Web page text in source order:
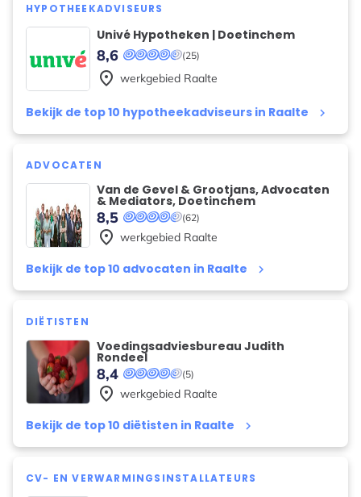
HYPOTHEEKADVISEURS
Univé Hypotheken | Doetinchem
(25)
8,6
Bekijk de top 10 hypotheekadviseurs in Raalte keyboard_arrow_right
place werkgebied Raalte
ADVOCATEN
Van de Gevel & Grootjans, Advocaten
& Mediators, Doetinchem
(62)
8,5
Bekijk de top 10 advocaten in Raalte keyboard_arrow_right
place werkgebied Raalte
DIËTISTEN
Voedingsadviesbureau Judith
Rondeel
(5)
8,4
Bekijk de top 10 diëtisten in Raalte keyboard_arrow_right
place werkgebied Raalte
CV- EN VERWARMINGSINSTALLATEURS